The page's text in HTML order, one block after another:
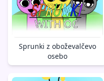
Sprunki z oboževalčevo
osebo